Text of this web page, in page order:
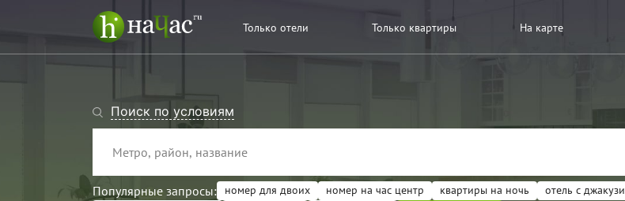
Только отели Только квартиры На карте
Поиск по условиям
Популярные запросы: номер для двоих номер на час центр квартиры на ночь
отель с джакузи